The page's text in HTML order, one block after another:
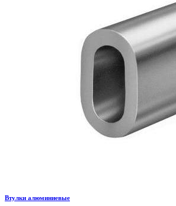
Втулки алюминиевые